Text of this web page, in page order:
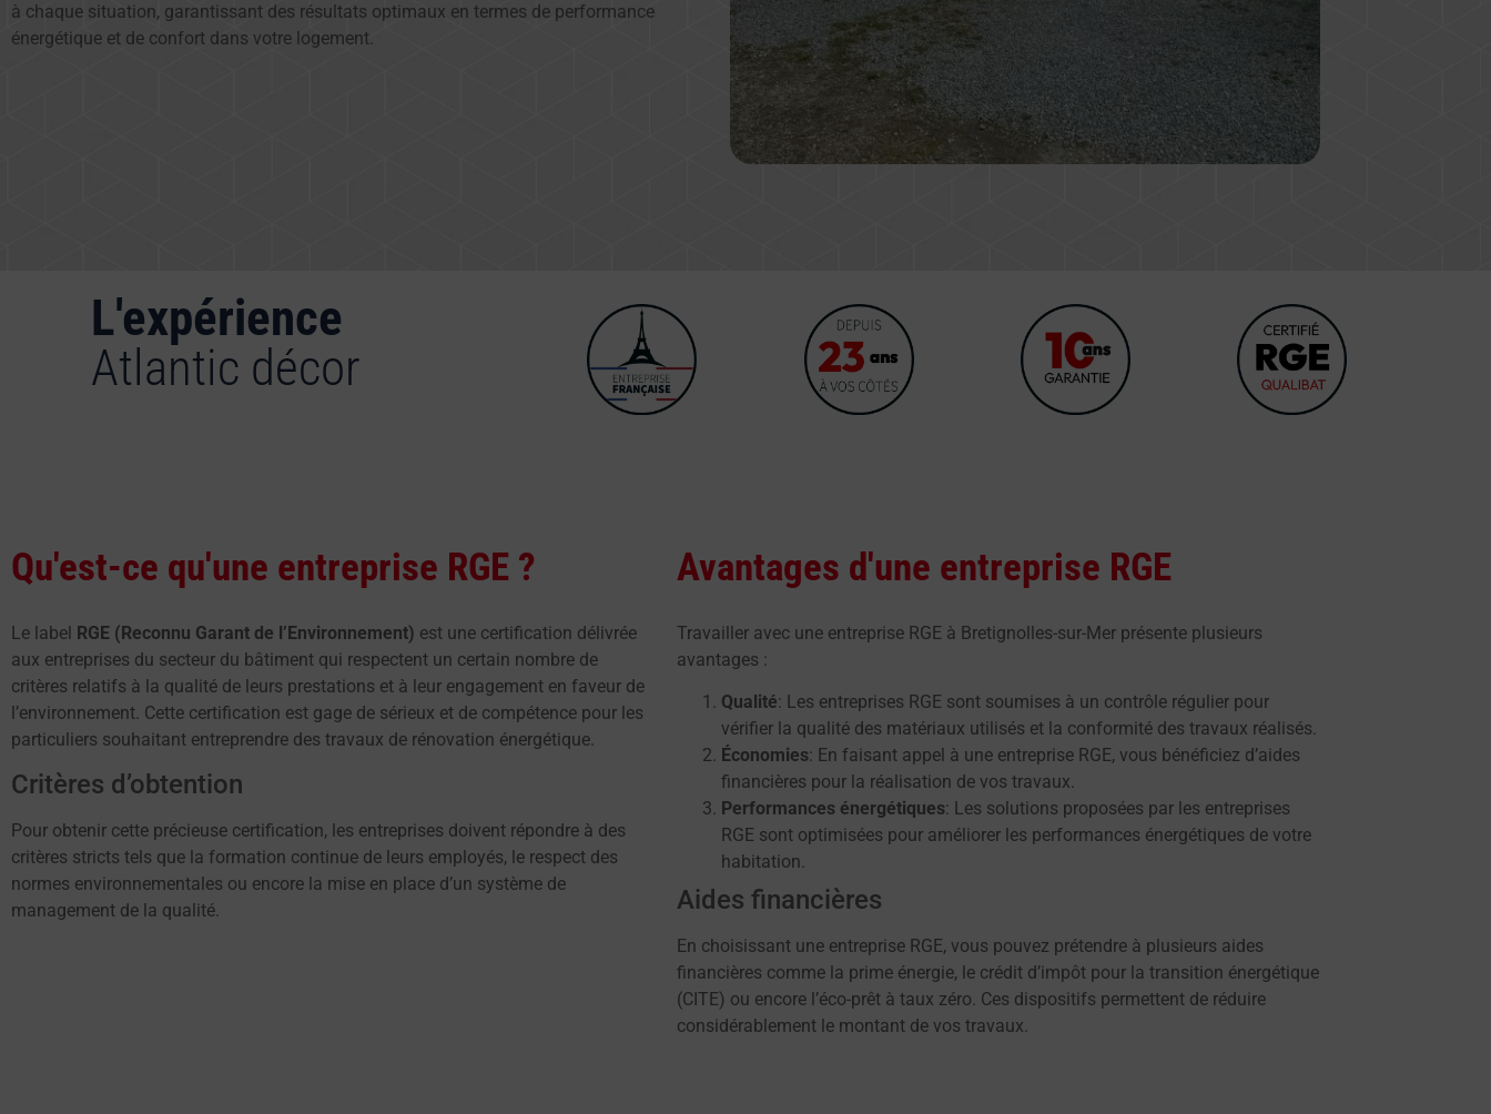
à chaque situation, garantissant des résultats optimaux en termes de performance
énergétique et de confort dans votre logement.
L'expérience
Atlantic décor
Qu'est-ce qu'une entreprise RGE ?
Le label RGE (Reconnu Garant de l’Environnement) est une certification délivrée
aux entreprises du secteur du bâtiment qui respectent un certain nombre de
critères relatifs à la qualité de leurs prestations et à leur engagement en faveur de
l’environnement. Cette certification est gage de sérieux et de compétence pour les
particuliers souhaitant entreprendre des travaux de rénovation énergétique.
Critères d’obtention
Pour obtenir cette précieuse certification, les entreprises doivent répondre à des
critères stricts tels que la formation continue de leurs employés, le respect des
normes environnementales ou encore la mise en place d’un système de
management de la qualité.
Avantages d'une entreprise RGE
Travailler avec une entreprise RGE à Bretignolles-sur-Mer présente plusieurs
avantages :
Qualité: Les entreprises RGE sont soumises à un contrôle régulier pour
vérifier la qualité des matériaux utilisés et la conformité des travaux réalisés.
Économies: En faisant appel à une entreprise RGE, vous bénéficiez d’aides
financières pour la réalisation de vos travaux.
Performances énergétiques: Les solutions proposées par les entreprises
RGE sont optimisées pour améliorer les performances énergétiques de votre
habitation.
Aides financières
En choisissant une entreprise RGE, vous pouvez prétendre à plusieurs aides
financières comme la prime énergie, le crédit d’impôt pour la transition énergétique
(CITE) ou encore l’éco-prêt à taux zéro. Ces dispositifs permettent de réduire
considérablement le montant de vos travaux.